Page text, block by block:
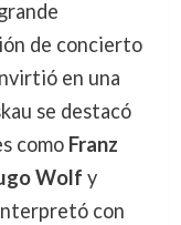
de concierto
en una
se destacó
como Franz
Wolf y
con